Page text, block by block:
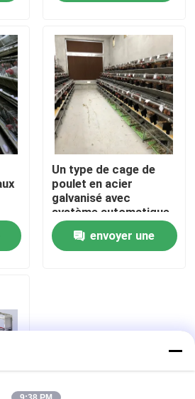
en acier
Un type de cage de
poulet en acier
galvanisé avec
système automatique
d'absorption /
élimination du fumier
envoyer une